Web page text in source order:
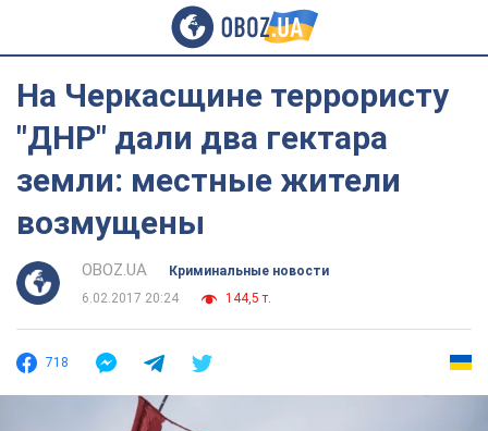
На Черкасщине террористу
"ДНР" дали два гектара
земли: местные жители
возмущены
OBOZ.UA
Криминальные новости
6.02.2017 20:24
144,5 т.
718